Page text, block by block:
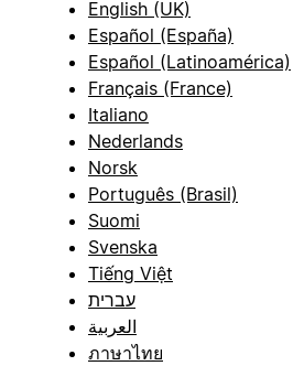
English (UK)
Español (España)
Español (Latinoamérica)
Français (France)
Italiano
Nederlands
Norsk
Português (Brasil)
Suomi
Svenska
Tiếng Việt
עברית
العربية
ภาษาไทย